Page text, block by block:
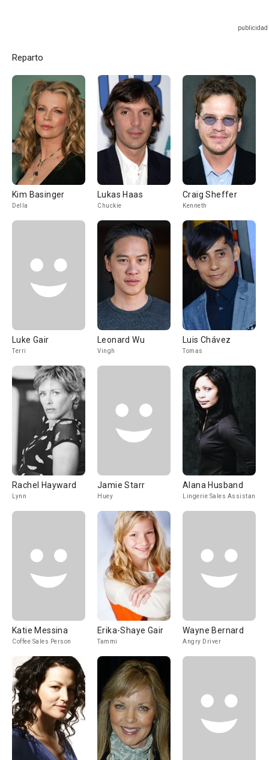
Reparto
Kim Basinger
Della
Lukas Haas
Chuckie
Craig Sheffer
Kenneth
Luke Gair
Terri
Leonard Wu
Vingh
Luis Chávez
Tomas
Rachel Hayward
Lynn
Jamie Starr
Huey
Alana Husband
Lingerie Sales Assistant
Katie Messina
Coffee Sales Person
Erika-Shaye Gair
Tammi
Wayne Bernard
Angry Driver